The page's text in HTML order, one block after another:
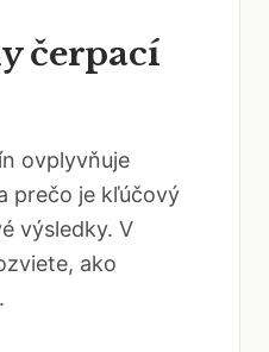
čerpací
ovplyvňuje
prečo je kľúčový
výsledky. V
ako